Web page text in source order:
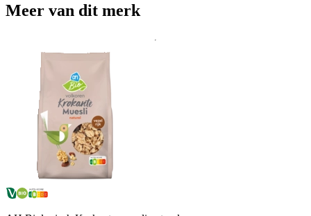
Meer van dit merk